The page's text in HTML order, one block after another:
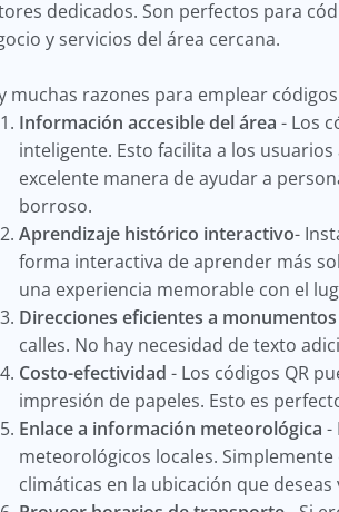
dedicados. Son perfectos para
y servicios del área cercana.
muchas razones para emplear
Información accesible del área - Los
inteligente. Esto facilita a los
excelente manera de ayudar a
borroso.
Aprendizaje histórico interactivo-
forma interactiva de aprender más
una experiencia memorable con el
Direcciones eficientes a monumentos
calles. No hay necesidad de texto
Costo-efectividad - Los códigos QR
impresión de papeles. Esto es
Enlace a información meteorológica -
meteorológicos locales.
climáticas en la ubicación que deseas